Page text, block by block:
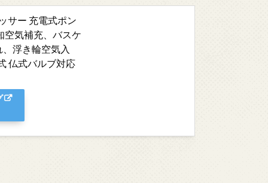
サー 充電式ポン
空気補充、バスケ
浮き輪空気入
仏式バルブ対応